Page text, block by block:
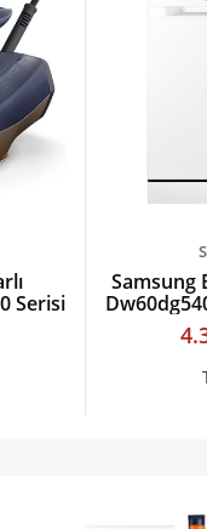
Serisi
Samsung